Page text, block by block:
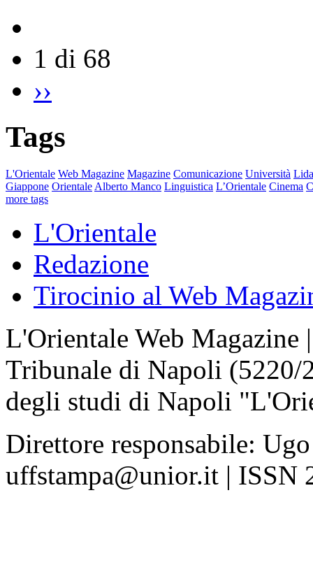
1 di 68
››
Tags
L'Orientale Web Magazine Magazine Comunicazione Università
Giappone Orientale Alberto Manco Linguistica L’Orientale Cinema
more tags
L'Orientale
Redazione
Tirocinio al Web
L'Orientale Web Magazine
Tribunale di Napoli
degli studi di Napoli
Direttore responsabile:
uffstampa@unior.it | ISSN